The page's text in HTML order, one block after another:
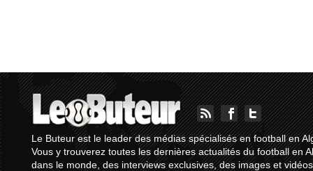
Le Buteur est le leader des médias spécialisés en football en
Vous y trouverez toutes les dernières actualités du football en
dans le monde, des interviews exclusives, des images et